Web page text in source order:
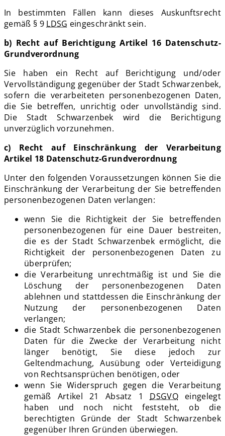
In bestimmten Fällen kann dieses Auskunftsrecht
gemäß § 9 LDSG eingeschränkt sein.
b) Recht auf Berichtigung Artikel 16 Datenschutz-
Grundverordnung
Sie haben ein Recht auf Berichtigung und/oder
Vervollständigung gegenüber der Stadt Schwarzenbek,
sofern die verarbeiteten personenbezogenen Daten,
die Sie betreffen, unrichtig oder unvollständig sind.
Die Stadt Schwarzenbek wird die Berichtigung
unverzüglich vorzunehmen.
c) Recht auf Einschränkung der Verarbeitung
Artikel 18 Datenschutz-Grundverordnung
Unter den folgenden Voraussetzungen können Sie die
Einschränkung der Verarbeitung der Sie betreffenden
personenbezogenen Daten verlangen:
wenn Sie die Richtigkeit der Sie betreffenden
personenbezogenen für eine Dauer bestreiten,
die es der Stadt Schwarzenbek ermöglicht, die
Richtigkeit der personenbezogenen Daten zu
überprüfen;
die Verarbeitung unrechtmäßig ist und Sie die
Löschung der personenbezogenen Daten
ablehnen und stattdessen die Einschränkung der
Nutzung der personenbezogenen Daten
verlangen;
die Stadt Schwarzenbek die personenbezogenen
Daten für die Zwecke der Verarbeitung nicht
länger benötigt, Sie diese jedoch zur
Geltendmachung, Ausübung oder Verteidigung
von Rechtsansprüchen benötigen, oder
wenn Sie Widerspruch gegen die Verarbeitung
gemäß Artikel 21 Absatz 1 DSGVOeingelegt
haben und noch nicht feststeht, ob die
berechtigten Gründe der Stadt Schwarzenbek
gegenüber Ihren Gründen überwiegen.